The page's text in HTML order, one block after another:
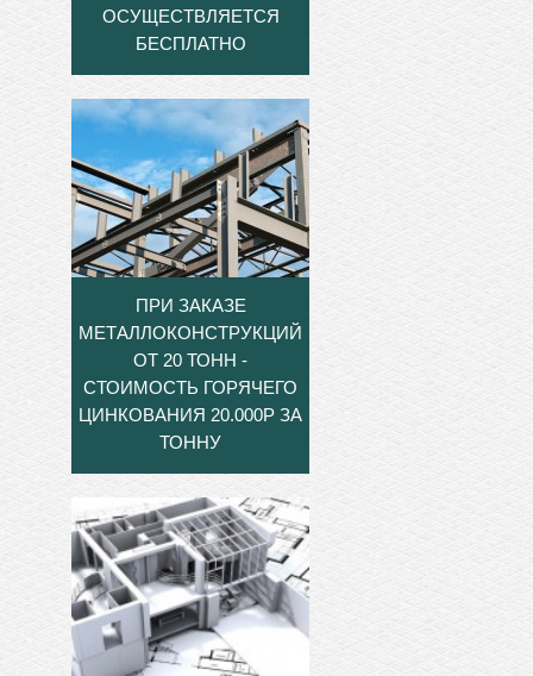
ОСУЩЕСТВЛЯЕТСЯ
БЕСПЛАТНО
ПРИ ЗАКАЗЕ
МЕТАЛЛОКОНСТРУКЦИЙ
ОТ 20 ТОНН -
СТОИМОСТЬ ГОРЯЧЕГО
ЦИНКОВАНИЯ 20.000Р ЗА
ТОННУ